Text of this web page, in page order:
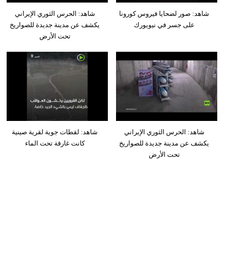
شاهد: الحرس الثوري الإيراني
يكشف عن مدينة جديدة للصواريخ
تحت الأرض
شاهد: صور لضحايا فيروس كورونا
على جسر في نيويورك
شاهد: لقطات جوية لقرية صينية
كانت غارقة تحت الماء
شاهد: الحرس الثوري الإيراني
يكشف عن مدينة جديدة للصواريخ
تحت الأرض